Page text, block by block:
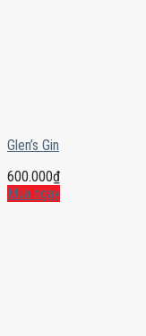
Glen’s Gin
600.000₫
Mua ngay